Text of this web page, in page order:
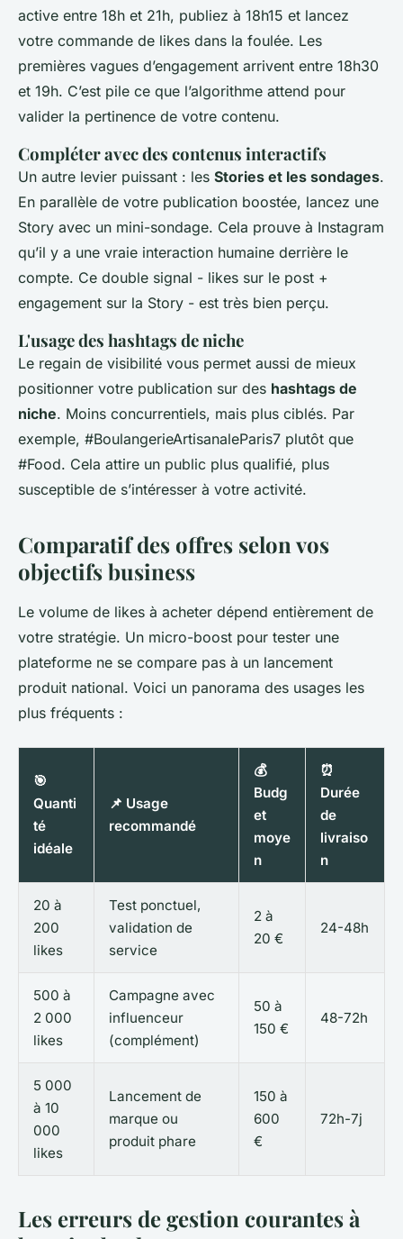
active entre 18h et 21h, publiez à 18h15 et lancez
votre commande de likes dans la foulée. Les
premières vagues d’engagement arrivent entre 18h30
et 19h. C’est pile ce que l’algorithme attend pour
valider la pertinence de votre contenu.
Compléter avec des contenus interactifs
Un autre levier puissant : les Stories et les sondages.
En parallèle de votre publication boostée, lancez une
Story avec un mini-sondage. Cela prouve à Instagram
qu’il y a une vraie interaction humaine derrière le
compte. Ce double signal - likes sur le post +
engagement sur la Story - est très bien perçu.
L'usage des hashtags de niche
Le regain de visibilité vous permet aussi de mieux
positionner votre publication sur des hashtags de
niche. Moins concurrentiels, mais plus ciblés. Par
exemple, #BoulangerieArtisanaleParis7 plutôt que
#Food. Cela attire un public plus qualifié, plus
susceptible de s’intéresser à votre activité.
Comparatif des offres selon vos
objectifs business
Le volume de likes à acheter dépend entièrement de
votre stratégie. Un micro-boost pour tester une
plateforme ne se compare pas à un lancement
produit national. Voici un panorama des usages les
plus fréquents :
🎯
Quanti
té
idéale
📌 Usage
recommandé
💰
Budg
et
moye
n
⏰
Durée
de
livraiso
n
20 à
200
likes
Test ponctuel,
validation de
service
2 à
20 €
24-48h
500 à
2 000
likes
Campagne avec
influenceur
(complément)
50 à
150 €
48-72h
5 000
à 10
000
likes
Lancement de
marque ou
produit phare
150 à
600
€
72h-7j
Les erreurs de gestion courantes à